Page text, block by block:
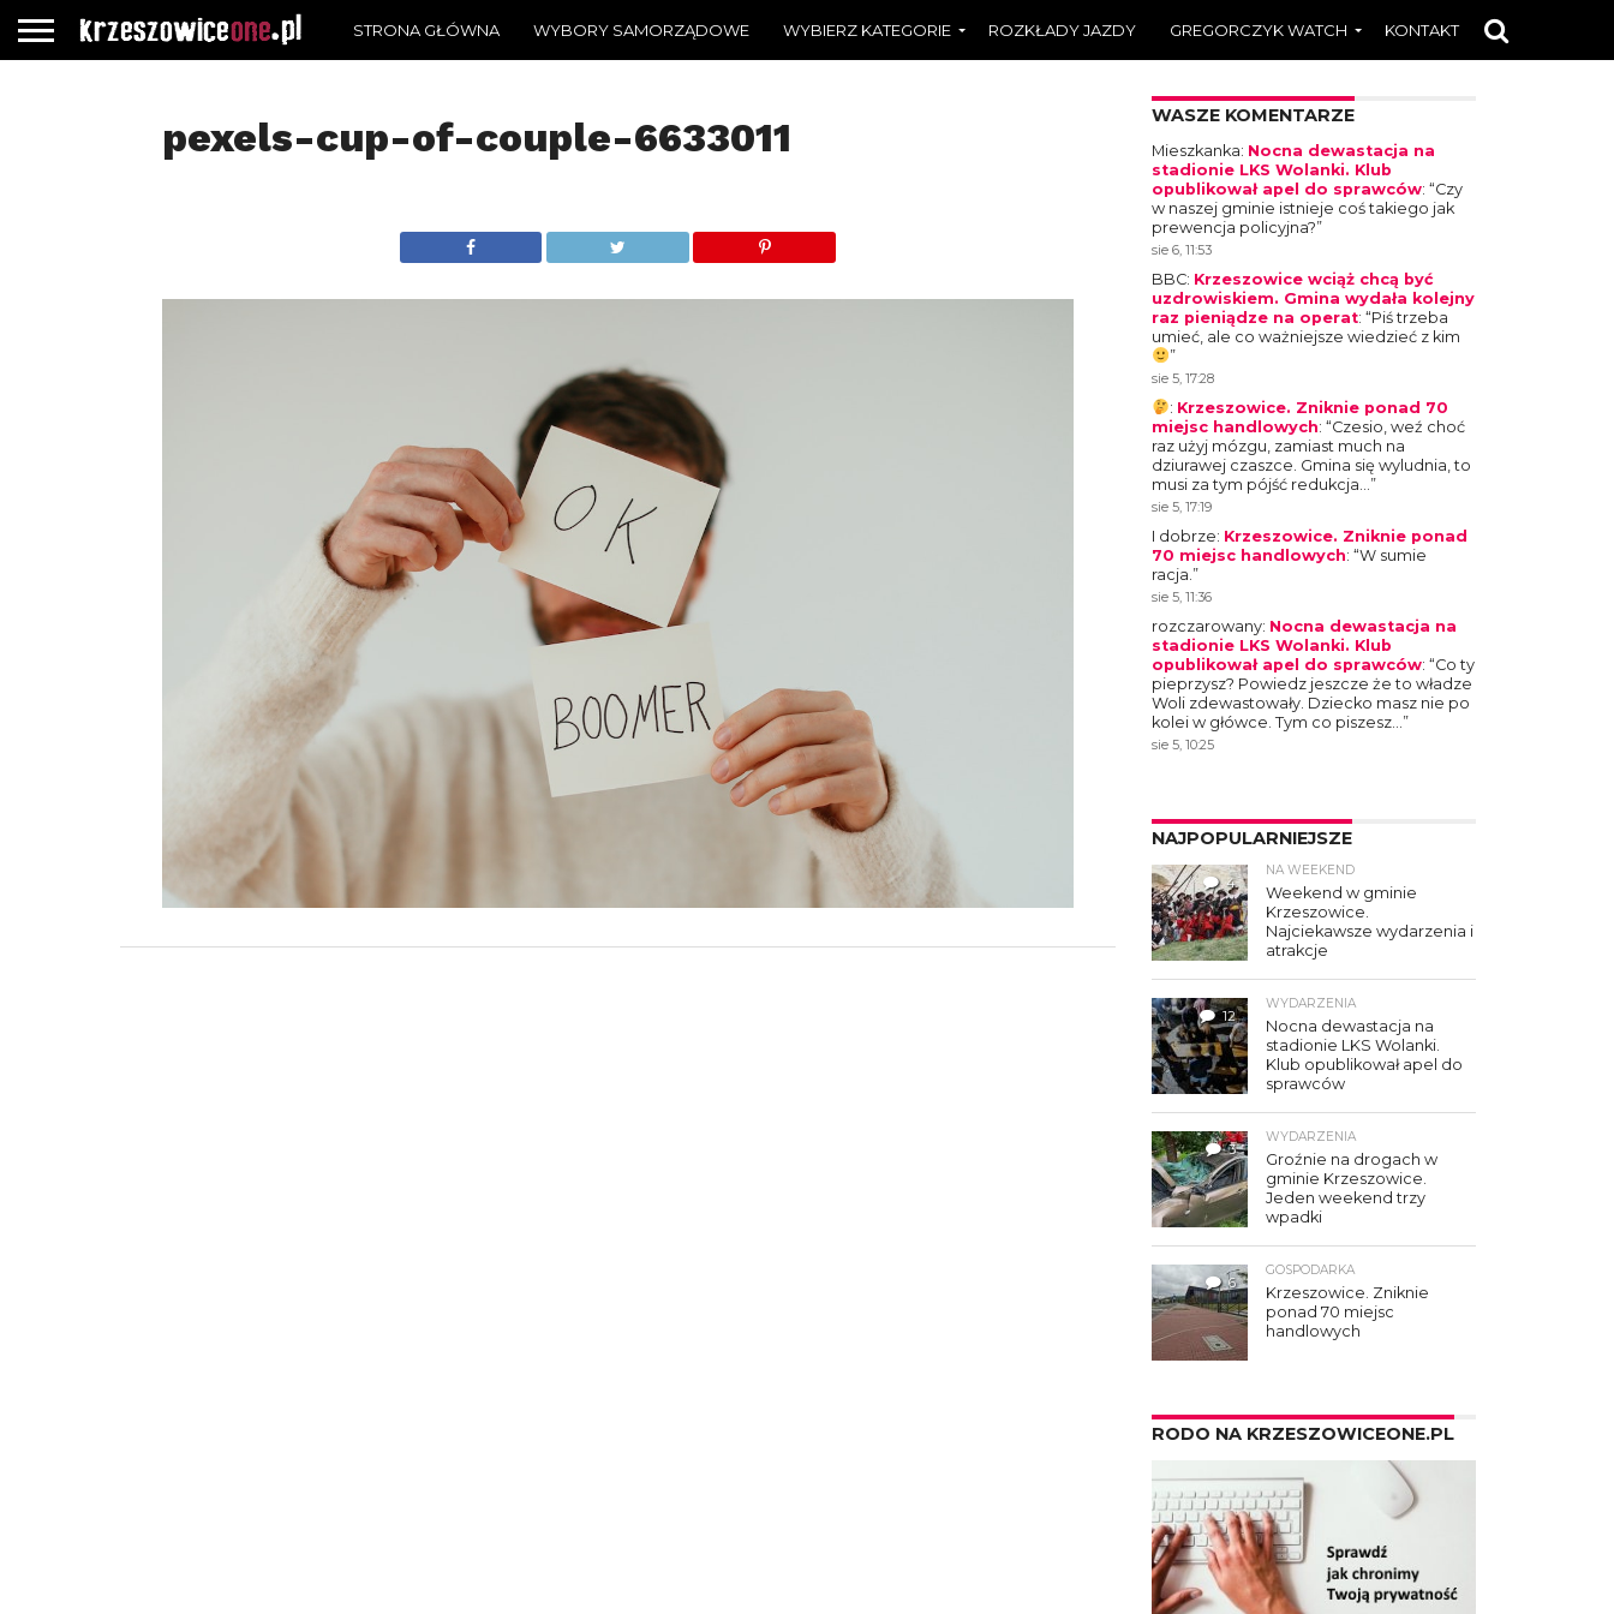
STRONA GŁÓWNA WYBORY SAMORZĄDOWE WYBIERZ KATEGORIE ROZKŁADY JAZDY GREGORCZYK WATCH KONTAKT
pexels-cup-of-couple-6633011 WASZE KOMENTARZE
Mieszkanka: Nocna dewastacja na
stadionie LKS Wolanki. Klub
opublikował apel do sprawców: “Czy
w naszej gminie istnieje coś takiego jak
prewencja policyjna?”
sie 6, 11:53
BBC: Krzeszowice wciąż chcą być
uzdrowiskiem. Gmina wydała kolejny
raz pieniądze na operat: “Piś trzeba
umieć, ale co ważniejsze wiedzieć z kim
”
sie 5, 17:28
: Krzeszowice. Zniknie ponad 70
miejsc handlowych: “Czesio, weź choć
raz użyj mózgu, zamiast much na
dziurawej czaszce. Gmina się wyludnia, to
musi za tym pójść redukcja…”
sie 5, 17:19
I dobrze: Krzeszowice. Zniknie ponad
70 miejsc handlowych: “W sumie
racja.”
sie 5, 11:36
rozczarowany: Nocna dewastacja na
stadionie LKS Wolanki. Klub
opublikował apel do sprawców: “Co ty
pieprzysz? Powiedz jeszcze że to władze
Woli zdewastowały. Dziecko masz nie po
kolei w główce. Tym co piszesz…”
sie 5, 10:25
NAJPOPULARNIEJSZE
4
NA WEEKEND
Weekend w gminie
Krzeszowice.
Najciekawsze wydarzenia i
atrakcje
12
WYDARZENIA
Nocna dewastacja na
stadionie LKS Wolanki.
Klub opublikował apel do
sprawców
3
WYDARZENIA
Groźnie na drogach w
gminie Krzeszowice.
Jeden weekend trzy
wpadki
6
GOSPODARKA
Krzeszowice. Zniknie
ponad 70 miejsc
handlowych
RODO NA KRZESZOWICEONE.PL